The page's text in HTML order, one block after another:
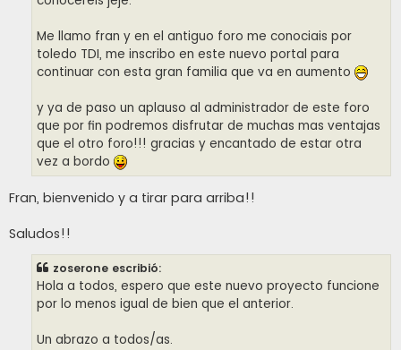
Me llamo fran y en el antiguo foro me conociais por
toledo TDI, me inscribo en este nuevo portal para
continuar con esta gran familia que va en aumento
y ya de paso un aplauso al administrador de este foro
que por fin podremos disfrutar de muchas mas ventajas
que el otro foro!!! gracias y encantado de estar otra
vez a bordo
Fran, bienvenido y a tirar para arriba!!
Saludos!!
zoserone escribió:
Hola a todos, espero que este nuevo proyecto funcione
por lo menos igual de bien que el anterior.
Un abrazo a todos/as.